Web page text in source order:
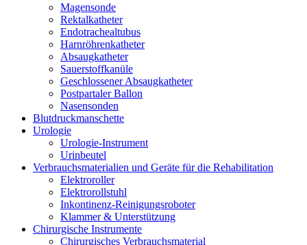
Magensonde
Rektalkatheter
Endotrachealtubus
Harnröhrenkatheter
Absaugkatheter
Sauerstoffkanüle
Geschlossener Absaugkatheter
Postpartaler Ballon
Nasensonden
Blutdruckmanschette
Urologie
Urologie-Instrument
Urinbeutel
Verbrauchsmaterialien und Geräte für die Rehabilitation
Elektroroller
Elektrorollstuhl
Inkontinenz-Reinigungsroboter
Klammer & Unterstützung
Chirurgische Instrumente
Chirurgisches Verbrauchsmaterial